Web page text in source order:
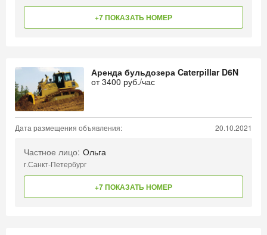
+7 ПОКАЗАТЬ НОМЕР
Аренда бульдозера Caterpillar D6N
от3400 руб./час
Дата размещения объявления: 20.10.2021
Частное лицо: Ольга
г.Санкт-Петербург
+7 ПОКАЗАТЬ НОМЕР